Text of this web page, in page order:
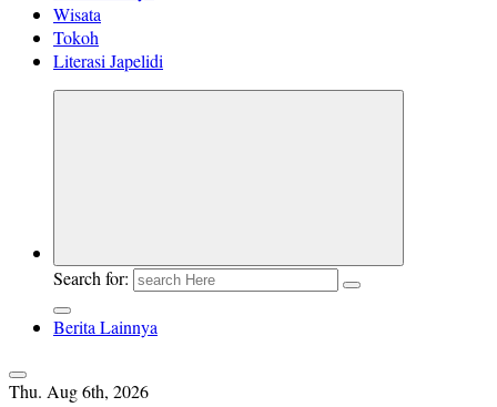
Wisata
Tokoh
Literasi Japelidi
Search for:
Berita Lainnya
Thu. Aug 6th, 2026